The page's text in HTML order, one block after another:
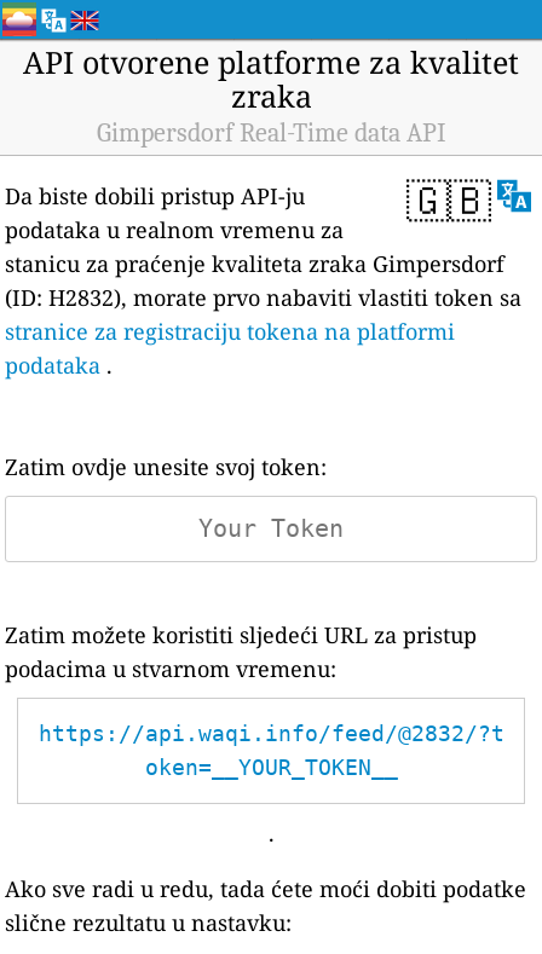
API otvorene platforme za kvalitet
zraka
Gimpersdorf Real-Time data API
🇬🇧
Da biste dobili pristup API-ju
podataka u realnom vremenu za
stanicu za praćenje kvaliteta zraka Gimpersdorf
(ID: H2832), morate prvo nabaviti vlastiti token sa
stranice za registraciju tokena na platformi
podataka .
Zatim ovdje unesite svoj token:
Zatim možete koristiti sljedeći URL za pristup
podacima u stvarnom vremenu:
https://api.waqi.info/feed/@2832/?t
oken=__YOUR_TOKEN__
.
Ako sve radi u redu, tada ćete moći dobiti podatke
slične rezultatu u nastavku: